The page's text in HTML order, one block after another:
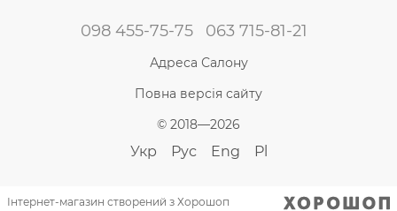
098 455-75-75 063 715-81-21
Адреса Салону
Повна версія сайту
© 2018—2026
Укр Рус Eng Pl
Інтернет-магазин створений з Хорошоп